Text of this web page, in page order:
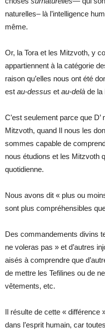
naturelles– là l’intelligence
même.
Or, la Tora et les Mitzvoth, y
appartiennent à la catégorie
raison qu’elles nous ont été
est au-dessus et au-delà de la
C’est seulement parce que
Mitzvoth, quand Il nous les
sommes capable de
nous étudions et les Mitzvoth
quotidienne.
Nous avons dit « plus ou
sont plus compréhensibles
Des commandements divins
ne voleras pas » et d’autres
aisés à comprendre que
de mettre les Tefilines ou de
vêtements, etc.
Il résulte de cette « différence
dans l’esprit humain, car